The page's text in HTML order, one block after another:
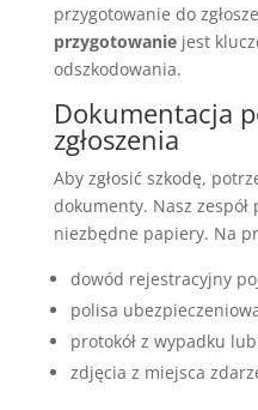
przygotowanie do
przygotowaniejest
odszkodowania.
Dokumentacja
zgłoszenia
Aby zgłosić szkodę,
dokumenty. Nasz zespół
niezbędne papiery. Na
dowód rejestracyjny
polisa
protokół z wypadku
zdjęcia z miejsca